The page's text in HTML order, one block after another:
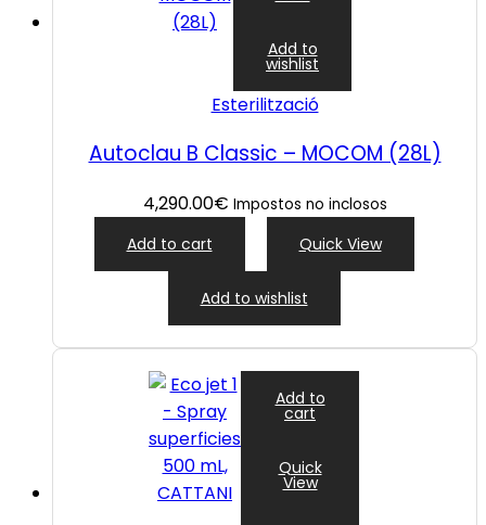
Add to
wishlist
Esterilització
Autoclau B Classic – MOCOM (28L)
4,290.00€ Impostos no inclosos
Add to cart Quick View
Add to wishlist
Add to
cart
Quick
View